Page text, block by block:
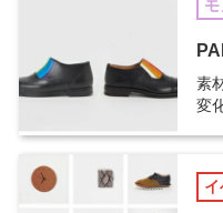
モ
素
変
イ